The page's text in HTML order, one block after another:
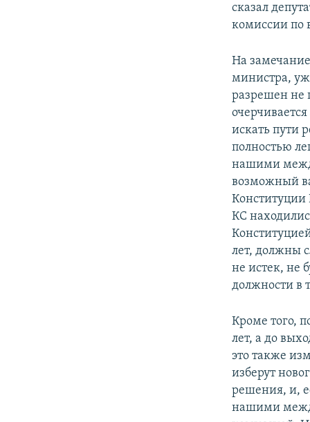
сказал
комиссии по
На
министра,
разрешен не
искать пути
полностью
нашими
возможный
Конституции
КС
лет, должны
не истек, не
должности в
Кроме того,
лет, а до
это также
изберут
решения, и,
нашими